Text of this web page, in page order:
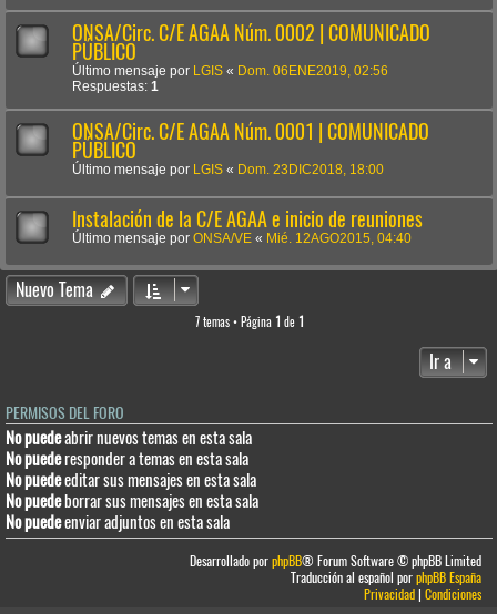
ONSA/Circ. C/E AGAA Núm. 0002 | COMUNICADO
PÚBLICO
Último mensaje por LGIS « Dom. 06ENE2019, 02:56
Respuestas: 1
ONSA/Circ. C/E AGAA Núm. 0001 | COMUNICADO
PÚBLICO
Último mensaje por LGIS « Dom. 23DIC2018, 18:00
Instalación de la C/E AGAA e inicio de reuniones
Último mensaje por ONSA/VE « Mié. 12AGO2015, 04:40
Nuevo Tema
7 temas • Página 1 de 1
Ir a
PERMISOS DEL FORO
No puedeabrir nuevos temas en esta sala
No puederesponder a temas en esta sala
No puedeeditar sus mensajes en esta sala
No puedeborrar sus mensajes en esta sala
No puedeenviar adjuntos en esta sala
Desarrollado porphpBB® Forum Software © phpBB Limited
Traducción al español porphpBB España
Privacidad|Condiciones